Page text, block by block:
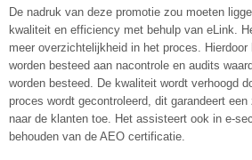
De nadruk van deze promotie zou moeten
kwaliteit en efficiency met behulp van eLink.
meer overzichtelijkheid in het proces.
worden besteed aan nacontrole en audits
worden besteed. De kwaliteit wordt verhoogd
proces wordt gecontroleerd, dit garandeert
naar de klanten toe. Het assisteert ook in e-
behouden van de AEO certificatie.